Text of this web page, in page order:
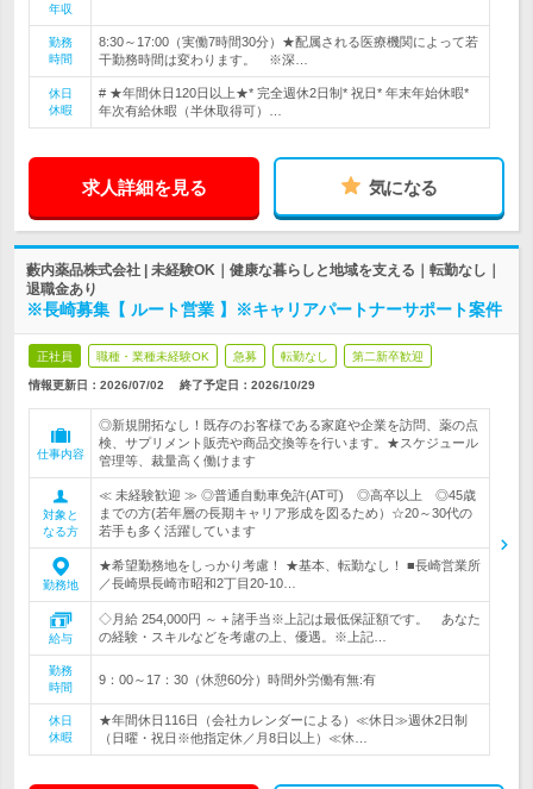
年収
勤務
時間
8:30～17:00（実働7時間30分）★配属される医療機関によって若
干勤務時間は変わります。 ※深…
休日
休暇
# ★年間休日120日以上★* 完全週休2日制* 祝日* 年末年始休暇*
年次有給休暇（半休取得可）…
求人詳細を見る 気になる
藪内薬品株式会社 | 未経験OK｜健康な暮らしと地域を支える｜転勤なし｜
退職金あり
※長崎募集【 ルート営業 】※キャリアパートナーサポート案件
正社員 職種・業種未経験OK 急募 転勤なし 第二新卒歓迎
情報更新日：2026/07/02 終了予定日： 2026/10/29
仕事内容
◎新規開拓なし！既存のお客様である家庭や企業を訪問、薬の点
検、サプリメント販売や商品交換等を行います。★スケジュール
管理等、裁量高く働けます
対象と
なる方
≪ 未経験歓迎 ≫ ◎普通自動車免許(AT可) ◎高卒以上 ◎45歳
までの方(若年層の長期キャリア形成を図るため）☆20～30代の
若手も多く活躍しています
勤務地
★希望勤務地をしっかり考慮！ ★基本、転勤なし！ ■長崎営業所
／長崎県長崎市昭和2丁目20-10…
給与
◇月給 254,000円 ～ + 諸手当※上記は最低保証額です。 あなた
の経験・スキルなどを考慮の上、優遇。※上記…
勤務
時間
9：00～17：30（休憩60分）時間外労働有無:有
休日
休暇
★年間休日116日（会社カレンダーによる）≪休日≫週休2日制
（日曜・祝日※他指定休／月8日以上）≪休…